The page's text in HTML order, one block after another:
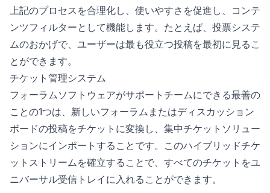
上記のプロセスを合理化し、使いやすさを促進し、コンテ
ンツフィルターとして機能します。たとえば、投票システ
ムのおかげで、ユーザーは最も役立つ投稿を最初に見るこ
とができます。
チケット管理システム
フォーラムソフトウェアがサポートチームにできる最善の
ことの1つは、新しいフォーラムまたはディスカッション
ボードの投稿をチケットに変換し、集中チケットソリュー
ションにインポートすることです。このハイブリッドチケ
ットストリームを確立することで、すべてのチケットをユ
ニバーサル受信トレイに入れることができます。